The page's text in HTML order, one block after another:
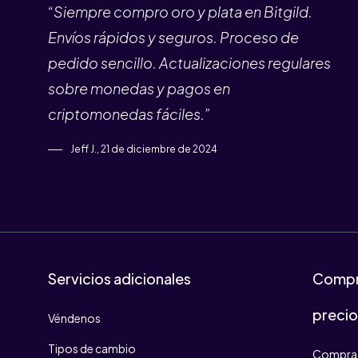
“Siempre compro oro y plata en Bitgild.
Envíos rápidos y seguros. Proceso de
pedido sencillo. Actualizaciones regulares
sobre monedas y pagos en
criptomonedas fáciles.”
Jeff J., 21 de diciembre de 2024
Servicios adicionales
Véndenos
Tipos de cambio